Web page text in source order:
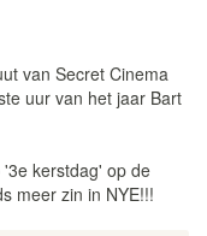
van Secret Cinema
uur van het jaar Bart
kerstdag' op de
meer zin in NYE!!!